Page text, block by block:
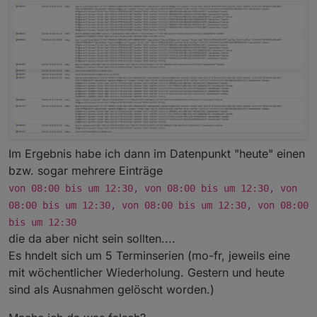
Im Ergebnis habe ich dann im Datenpunkt "heute" einen
bzw. sogar mehrere Einträge
von 08:00 bis um 12:30, von 08:00 bis um 12:30, von
08:00 bis um 12:30, von 08:00 bis um 12:30, von 08:00
bis um 12:30
die da aber nicht sein sollten....
Es hndelt sich um 5 Terminserien (mo-fr, jeweils eine
mit wöchentlicher Wiederholung. Gestern und heute
sind als Ausnahmen gelöscht worden.)